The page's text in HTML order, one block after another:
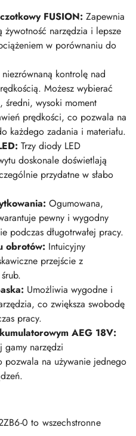
FUSION: Zapewnia
żywotność narzędzia i lepsze
w porównaniu do
kontrolę nad
Możesz wybierać
średni, wysoki moment
prędkości, co pozwala na
każdego zadania i materiału.
Trzy diody LED
doskonale doświetlają
przydatne w słabo
Ogumowana,
pewny i wygodny
podczas długotrwałej pracy.
obrotów: Intuicyjny
przejście z
Umożliwia wygodne i
co zwiększa swobodę
pracy.
AEG 18V:
gamy narzędzi
pozwala na używanie jednego
0 to wszechstronne